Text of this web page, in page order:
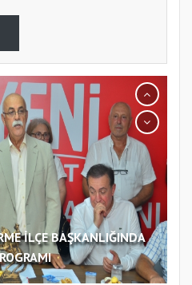
İLÇE BAŞKANLIĞINDA